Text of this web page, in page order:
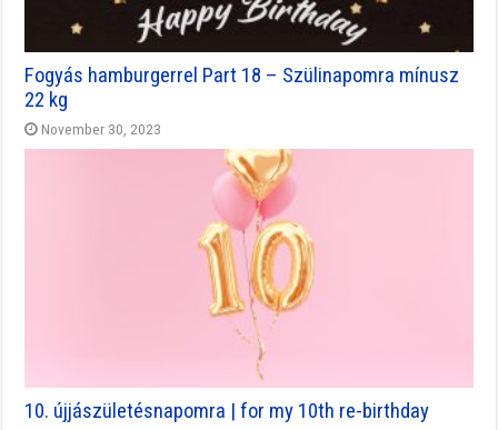
Fogyás hamburgerrel Part 18 – Szülinapomra mínusz
22 kg
November 30, 2023
10. újjászületésnapomra | for my 10th re-birthday